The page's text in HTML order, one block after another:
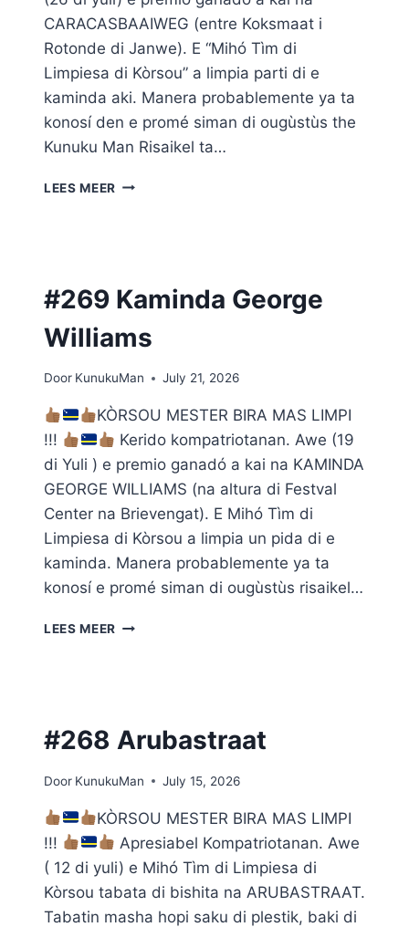
CARACASBAAIWEG (entre Koksmaat i
Rotonde di Janwe). E “Mihó Tìm di
Limpiesa di Kòrsou” a limpia parti di e
kaminda aki. Manera probablemente ya ta
konosí den e promé siman di ougùstùs the
Kunuku Man Risaikel ta…
LEES MEER #270
#269 Kaminda George
Williams
Door KunukuMan July 21, 2026
KÒRSOU MESTER BIRA MAS LIMPI
!!!
Kerido kompatriotanan. Awe (19
di Yuli ) e premio ganadó a kai na KAMINDA
GEORGE WILLIAMS (na altura di Festval
Center na Brievengat). E Mihó Tìm di
Limpiesa di Kòrsou a limpia un pida di e
kaminda. Manera probablemente ya ta
konosí e promé siman di ougùstùs risaikel…
LEES MEER #269
#268 Arubastraat
Door KunukuMan July 15, 2026
KÒRSOU MESTER BIRA MAS LIMPI
!!!
Apresiabel Kompatriotanan. Awe
( 12 di yuli) e Mihó Tìm di Limpiesa di
Kòrsou tabata di bishita na ARUBASTRAAT.
Tabatin masha hopi saku di plestik, baki di